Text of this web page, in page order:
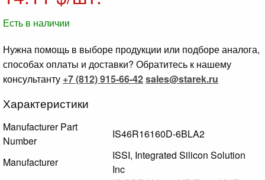
Есть в наличии
Нужна помощь в выборе продукции или подборе аналога,
способах оплаты и доставки? Обратитесь к нашему
консультанту +7 (812) 915-66-42sales@starek.ru
Характеристики
Manufacturer Part
Number
IS46R16160D-6BLA2
Manufacturer
ISSI, Integrated Silicon Solution
Inc